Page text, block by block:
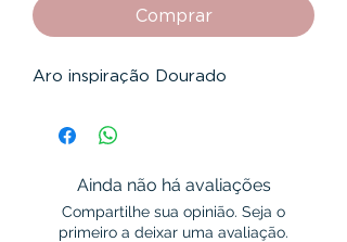
Comprar
Aro inspiração Dourado
Ainda não há avaliações
Compartilhe sua opinião. Seja o
primeiro a deixar uma avaliação.